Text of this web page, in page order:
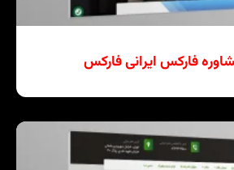
فارکس ایرانی فارکس